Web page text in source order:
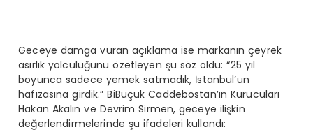
Geceye damga vuran açıklama ise markanın çeyrek
asırlık yolculuğunu özetleyen şu söz oldu: “25 yıl
boyunca sadece yemek satmadık, İstanbul’un
hafızasına girdik.” BiBuçuk Caddebostan’ın Kurucuları
Hakan Akalın ve Devrim Sirmen, geceye ilişkin
değerlendirmelerinde şu ifadeleri kullandı: